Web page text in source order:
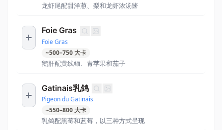
龙虾尾配甜洋葱、梨和龙虾浓汤酱
Foie Gras
Foie Gras
~500–750大卡
鹅肝配黄线鲕、青苹果和茄子
Gatinais乳鸽
Pigeon du Gatinais
~550–800大卡
乳鸽配黑莓和蓝莓，以三种方式呈现